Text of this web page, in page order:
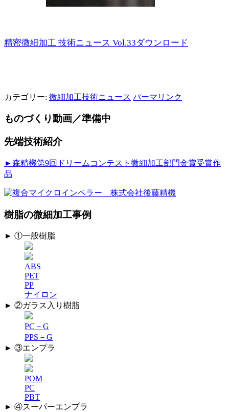
精密微細加工 技術ニュース Vol.33ダウンロード
カテゴリー: 微細加工技術ニュース パーマリンク
ものづくり動画／準備中
先端技術紹介
►森精機第9回ドリームコンテスト微細加工部門金賞受賞作
品
樹脂の微細加工事例
► ①一般樹脂
ABS
PET
PP
ナイロン
► ②ガラス入り樹脂
PC－G
PPS－G
► ③エンプラ
POM
PC
PBT
► ④スーパーエンプラ